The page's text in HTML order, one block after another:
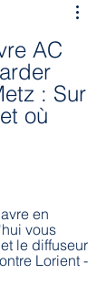
AC
: Sur
où
en
vous
le diffuseur
Lorient -